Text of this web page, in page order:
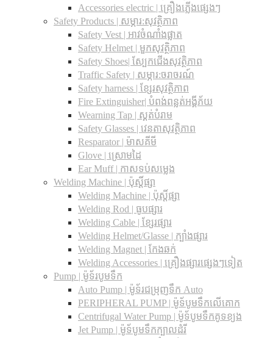
Accessories electric | គ្រឿងភ្លើងផ្សេងៗ
Safety Products | សម្ភារ:សុវត្ថិភាព
Safety Vest | អាវចំណាំងផ្លាត
Safety Helmet | មួកសុវត្ថិភាព
Safety Shoes| ស្បែកជើងសុវត្ថិភាព
Traffic Safety​ | សម្ភារ:ចរាចរណ៍
Safety harness | ខ្សែរសុវត្ថិភាព
Fire Extinguisher| បំពង់ពន្លត់អង្គីភ័យ
Wearning Tap | ស្គត់បំរាម
Safety Glasses | វេនតាសុវត្ថិភាព
Resparator | ម៉ាសគីមី
Glove | ស្រោមដៃ
Ear Muff | កាសទប់សម្លេង
Welding Machine | ប៉ុស្តិ៍ផ្សា
Welding Machine | ប៉ុស្តិ៍ផ្សា
Welding Rod | ធូបផ្សារ
Welding Cable | ខ្សែរផ្សារ
Welding Helmet/Glasse | ក្បាំងផ្សារ
Welding Magnet | កែងឆក់
Welding Accessories | គ្រឿងផ្សារផ្សេងៗទៀត
Pump | ម៉ូទ័របូមទឹក
Auto Pump | ម៉ូទ័រជម្រុញទឹក Auto
PERIPHERAL PUMP | ម៉ូទ័បូមទឹកលើគោក
Centrifugal Water Pump | ម៉ូទ័បូមទឹកគូទខ្យង
Jet Pump | ម៉ូទ័បូមទឹកក្បាលដំរី